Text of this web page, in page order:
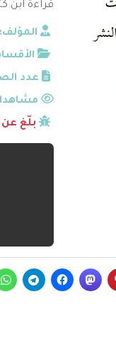
قراءة ابن
المؤلف:
عدد
بلّغ عن